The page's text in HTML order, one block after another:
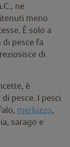
ne
meno
È solo a
di pesce fa
di
è
pesce. I pesci
merluzzo,
sarago e